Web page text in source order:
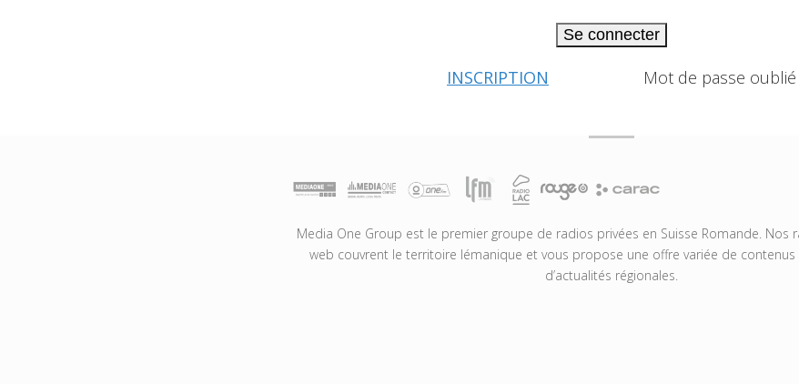
Se connecter
INSCRIPTION Mot de passe oublié
Media One Group est le premier groupe de radios privées en Suisse Romande. Nos
web couvrent le territoire lémanique et vous propose une offre variée de contenus
d’actualités régionales.